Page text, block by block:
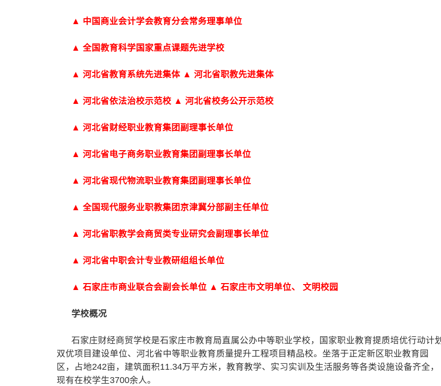
▲ 中国商业会计学会教育分会常务理事单位
▲ 全国教育科学国家重点课题先进学校
▲ 河北省教育系统先进集体 ▲ 河北省职教先进集体
▲ 河北省依法治校示范校 ▲ 河北省校务公开示范校
▲ 河北省财经职业教育集团副理事长单位
▲ 河北省电子商务职业教育集团副理事长单位
▲ 河北省现代物流职业教育集团副理事长单位
▲ 全国现代服务业职教集团京津冀分部副主任单位
▲ 河北省职教学会商贸类专业研究会副理事长单位
▲ 河北省中职会计专业教研组组长单位
▲ 石家庄市商业联合会副会长单位 ▲ 石家庄市文明单位、 文明校园
学校概况
石家庄财经商贸学校是石家庄市教育局直属公办中等职业学校，国家职业教育提质培优行动计
双优项目建设单位、河北省中等职业教育质量提升工程项目精品校。坐落于正定新区职业教育园
区，占地242亩，建筑面积11.34万平方米，教育教学、实习实训及生活服务等各类设施设备齐全，
现有在校学生3700余人。